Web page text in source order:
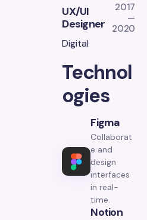
UX/UI
Designer
2017
—
2020
Digital
Technol
ogies
Figma
Collaborat
e and
design
interfaces
in real-
time.
Notion